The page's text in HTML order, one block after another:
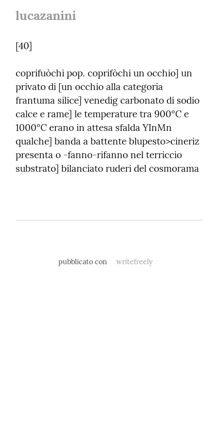
lucazanini
[40]
coprifuòchi pop. coprifòchi un occhio] un
privato di [un occhio alla categoria
frantuma silice] venedig carbonato di sodio
calce e rame] le temperature tra 900°C e
1000°C erano in attesa sfalda YInMn
qualche] banda a battente blupesto>cineriz
presenta o -fanno-rifanno nel terriccio
substrato] bilanciato ruderi del cosmorama
pubblicato con writefreely